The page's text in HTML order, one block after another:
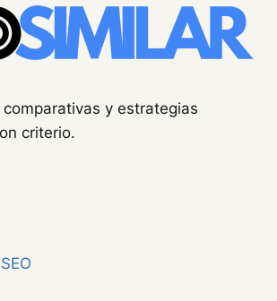
y estrategias
criterio.